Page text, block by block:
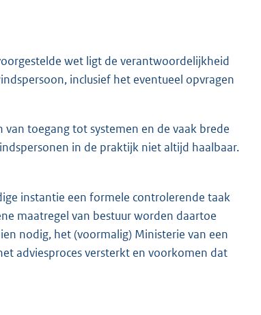
wet ligt de verantwoordelijkheid
inclusief het eventueel opvragen
toegang tot systemen en de vaak brede
in de praktijk niet altijd haalbaar.
instantie een formele controlerende taak
maatregel van bestuur worden daartoe
nodig, het (voormalig) Ministerie van een
adviesproces versterkt en voorkomen dat